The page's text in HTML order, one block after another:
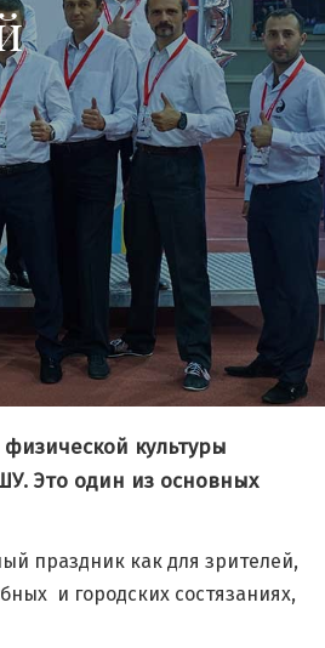
Тренировки со
школой
Wudeschool
20.07.2016 4632
культуры
Это один из основных
праздник как для зрителей,
и городских состязаниях,